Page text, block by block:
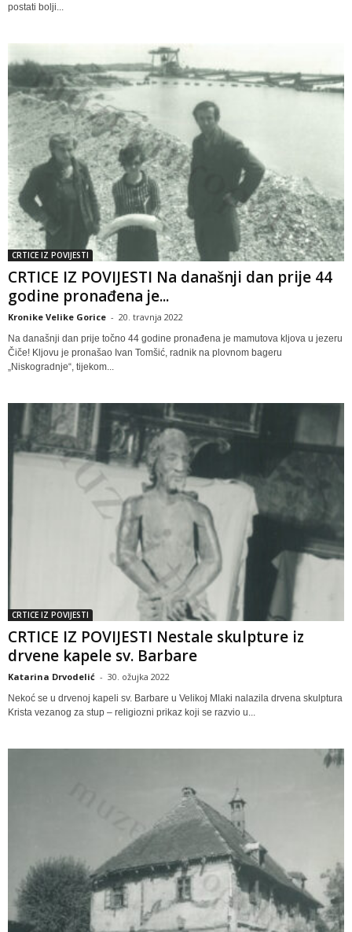
postati bolji...
CRTICE IZ POVIJESTI
CRTICE IZ POVIJESTI Na današnji dan prije 44
godine pronađena je...
Kronike Velike Gorice - 20. travnja 2022
Na današnji dan prije točno 44 godine pronađena je mamutova kljova u jezeru
Čiče! Kljovu je pronašao Ivan Tomšić, radnik na plovnom bageru
„Niskogradnje“, tijekom...
CRTICE IZ POVIJESTI
CRTICE IZ POVIJESTI Nestale skulpture iz
drvene kapele sv. Barbare
Katarina Drvodelić - 30. ožujka 2022
Nekoć se u drvenoj kapeli sv. Barbare u Velikoj Mlaki nalazila drvena skulptura
Krista vezanog za stup – religiozni prikaz koji se razvio u...